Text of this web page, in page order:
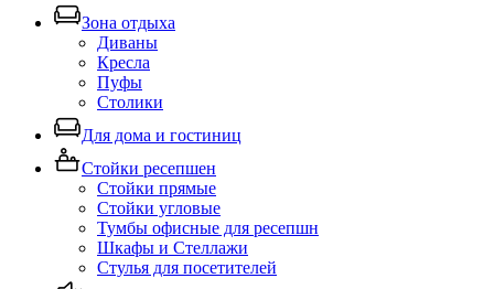
Зона отдыха
Диваны
Кресла
Пуфы
Столики
Для дома и гостиниц
Стойки ресепшен
Стойки прямые
Стойки угловые
Тумбы офисные для ресепшн
Шкафы и Стеллажи
Стулья для посетителей